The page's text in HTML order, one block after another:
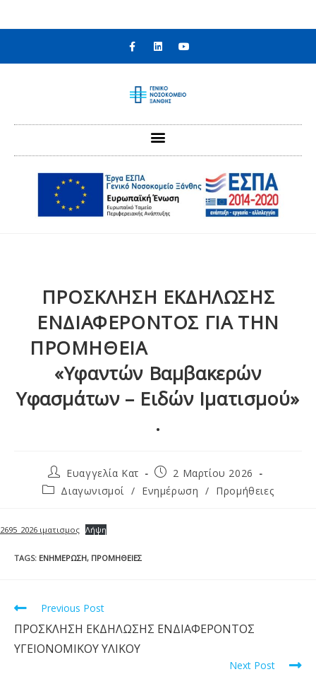
ΠΡΟΣΚΛΗΣΗ ΕΚΔΗΛΩΣΗΣ
ΕΝΔΙΑΦΕΡΟΝΤΟΣ ΓΙΑ ΤΗΝ
ΠΡΟΜΗΘΕΙΑ
«Υφαντών Βαμβακερών
Υφασμάτων – Ειδών Ιματισμού»
.
Ευαγγελία Κατ
2 Μαρτίου 2026
Διαγωνισμοί / Ενημέρωση / Προμήθειες
2695_2026 ιματισμος Λήψη
TAGS: ΕΝΗΜΈΡΩΣΗ, ΠΡΟΜΉΘΕΙΕΣ
Previous Post
ΠΡΟΣΚΛΗΣΗ ΕΚΔΗΛΩΣΗΣ ΕΝΔΙΑΦΕΡΟΝΤΟΣ
ΥΓΕΙΟΝΟΜΙΚΟΥ ΥΛΙΚΟΥ
Next Post